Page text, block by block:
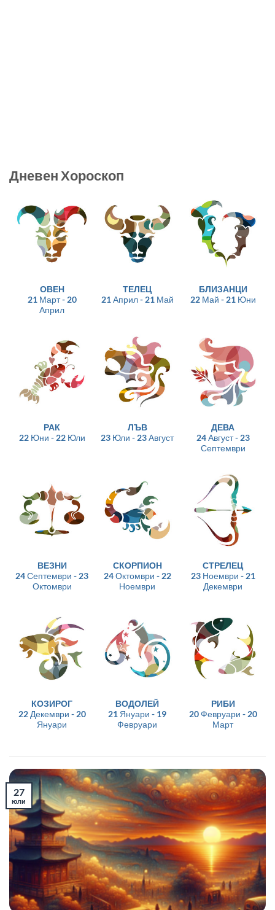
Дневен Хороскоп
ОВЕН
21 Март - 20
Април
ТЕЛЕЦ
21 Април - 21 Май
БЛИЗАНЦИ
22 Май - 21 Юни
РАК
22 Юни - 22 Юли
ЛЪВ
23 Юли - 23 Август
ДЕВА
24 Август - 23
Септември
ВЕЗНИ
24 Септември - 23
Октомври
СКОРПИОН
24 Октомври - 22
Ноември
СТРЕЛЕЦ
23 Ноември - 21
Декември
КОЗИРОГ
22 Декември - 20
Януари
ВОДОЛЕЙ
21 Януари - 19
Февруари
РИБИ
20 Февруари - 20
Март
27
юли